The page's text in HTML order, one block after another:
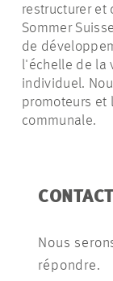
restructurer et
Sommer
de
l'échelle de la
individuel.
promoteurs et
communale.
Nous
répondre.